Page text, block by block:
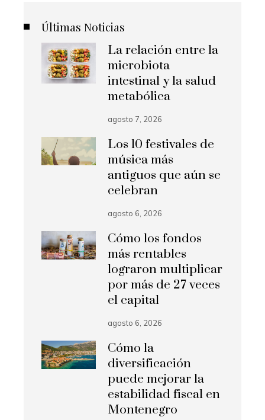
Últimas Noticias
La relación entre la
microbiota
intestinal y la salud
metabólica
agosto 7, 2026
Los 10 festivales de
música más
antiguos que aún se
celebran
agosto 6, 2026
Cómo los fondos
más rentables
lograron multiplicar
por más de 27 veces
el capital
agosto 6, 2026
Cómo la
diversificación
puede mejorar la
estabilidad fiscal en
Montenegro